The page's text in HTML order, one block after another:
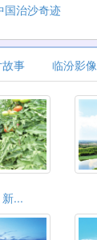
国治沙奇迹
事 临汾影像
...